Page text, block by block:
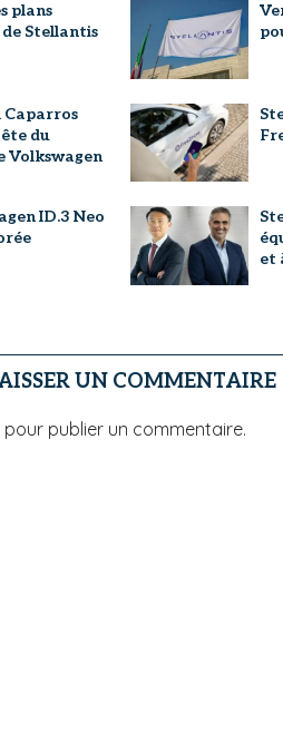
plans
Stellantis
Caparros
du
Volkswagen
ID.3 Neo
et
UN COMMENTAIRE
pour publier un commentaire.